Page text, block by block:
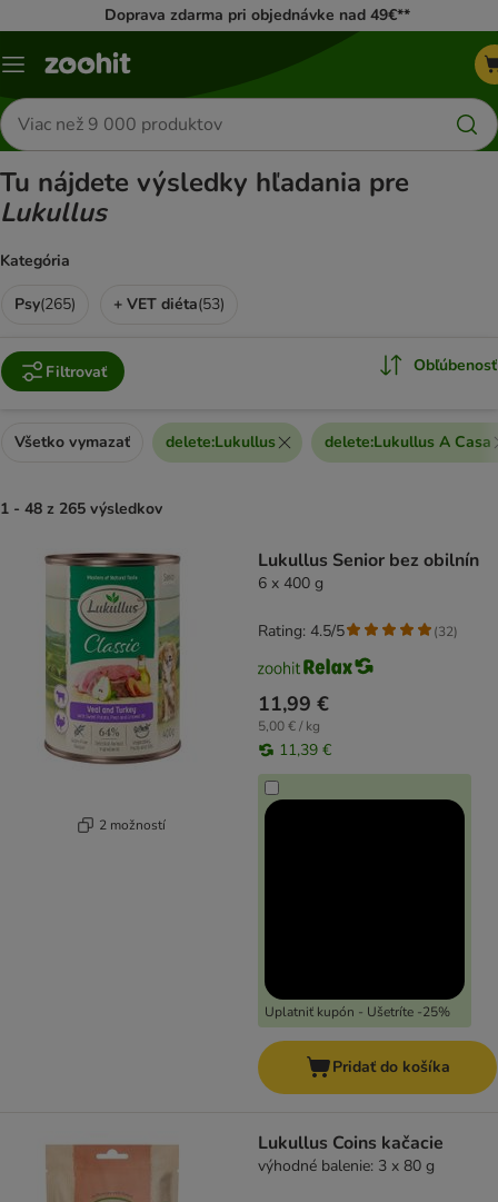
Doprava zdarma pri objednávke nad 49€**
Kategórie
Hľadať
produkty
Tu nájdete výsledky hľadania pre
Lukullus
Kategória
Psy(265) + VET diéta(53)
Filtrovať Obľúbenosť
Všetko vymazať delete:Lukullus delete:Lukullus A Casa
1 - 48 z 265 výsledkov
2 možností
Lukullus Senior bez obilnín
6 x 400 g
11,99 €
5,00 € / kg
11,39 €
Uplatniť kupón - Ušetríte -25%
Rating: 4.5/5 (32)
Pridať do košíka
Lukullus Coins kačacie
výhodné balenie: 3 x 80 g